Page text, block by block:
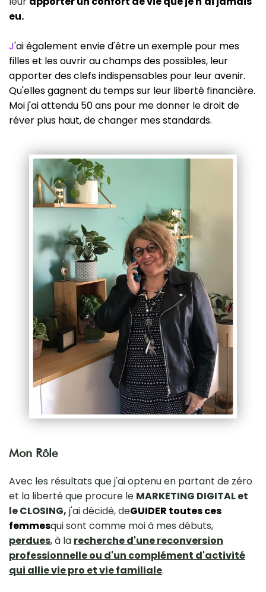
eu.
J'ai également envie d'être un exemple pour mes
filles et les ouvrir au champs des possibles, leur
apporter des clefs indispensables pour leur avenir.
Qu'elles gagnent du temps sur leur liberté financière.
Moi j'ai attendu 50 ans pour me donner le droit de
réver plus haut, de changer mes standards.
Mon Rôle
Avec les résultats que j'ai optenu en partant de zéro
et la liberté que procure le MARKETING DIGITAL et
le CLOSING, j'ai décidé, deGUIDER toutes ces
femmesqui sont comme moi à mes débuts,
perdues, à la recherche d'une reconversion
professionnelle ou d'un complément d'activité
qui allie vie pro et vie familiale.